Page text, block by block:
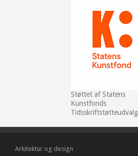
Støttet af Statens
Kunstfonds
Tidsskriftstøtteudvalg
Arkitektur og design